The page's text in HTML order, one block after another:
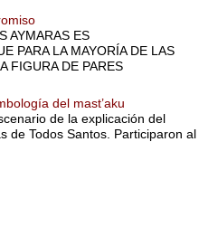
AYMARAS ES
PARA LA MAYORÍA DE LAS
FIGURA DE PARES
del mast’aku
de la explicación del
de Todos Santos. Participaron al